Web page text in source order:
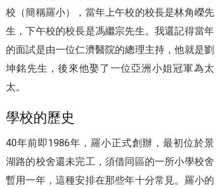
校（簡稱羅小），當年上午校的校長是林角嶸先
生，下午校的校長是馮繼宗先生。我還記得當年
的面試是由一位仁濟醫院的總理主持，他就是劉
坤銘先生，後來他娶了一位亞洲小姐冠軍為太
太。
學校的歷史
40年前即1986年，羅小正式創辦，最初位於景
湖路的校舍還未完工，須借同區的一所小學校舍
暫用一年，這種安排在那些年十分常見。羅小的